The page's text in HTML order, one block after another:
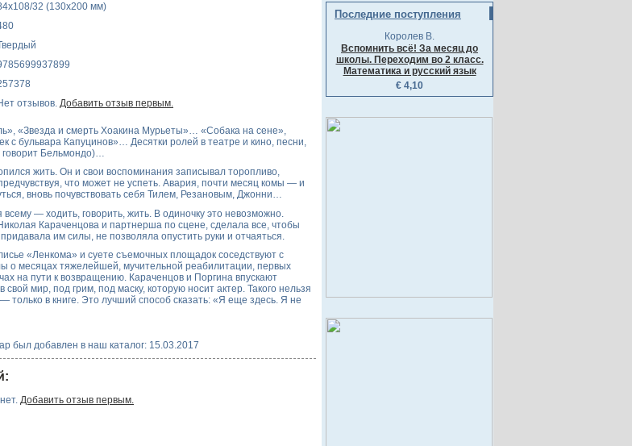
32 (130x200 мм)
отзывов. Добавить отзыв первым.
«Звезда и смерть Хоакина Мурьеты»… «Собака на сене»,
с бульвара Капуцинов»… Десятки ролей в театре и кино, песни,
говорит Бельмондо)…
жить. Он и свои воспоминания записывал торопливо,
что может не успеть. Авария, почти месяц комы — и
вновь почувствовать себя Тилем, Резановым, Джонни…
— ходить, говорить, жить. В одиночку это невозможно.
Караченцова и партнерша по сцене, сделала все, чтобы
им силы, не позволяла опустить руки и отчаяться.
«Ленкома» и суете съемочных площадок соседствуют с
о месяцах тяжелейшей, мучительной реабилитации, первых
на пути к возвращению. Караченцов и Поргина впускают
мир, под грим, под маску, которую носит актер. Такого нельзя
только в книге. Это лучший способ сказать: «Я еще здесь. Я не
был добавлен в наш каталог: 15.03.2017
Добавить отзыв первым.
Последние поступления
Королев В.
Вспомнить всё! За месяц до
школы. Переходим во 2 класс.
Математика и русский язык
€ 4,10